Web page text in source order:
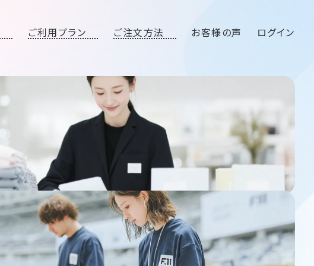
ご利用プラン ご注文方法 お客様の声 ログイン